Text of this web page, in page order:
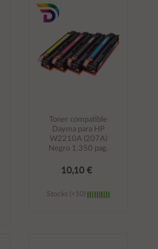
Toner compatible
Dayma para HP
W2210A (207A)
Negro 1.350 pag.
10,10 €
Stocks (+10)